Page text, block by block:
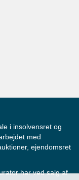
i insolvensret og
med
ejendomsret
har ved salg af